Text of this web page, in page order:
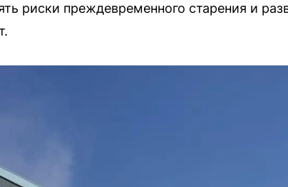
риски преждевременного старения и